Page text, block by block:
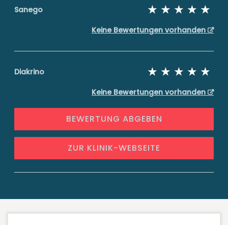
Sanego
Keine Bewertungen vorhanden
Diakrino
Keine Bewertungen vorhanden
BEWERTUNG ABGEBEN
ZUR KLINIK-WEBSEITE